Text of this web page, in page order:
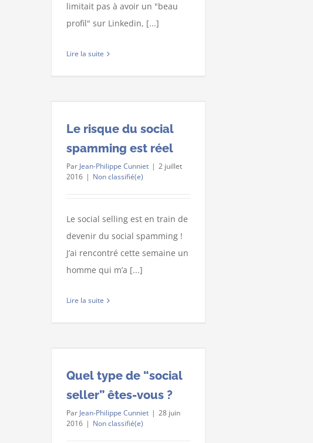
limitait pas à avoir un "beau
profil" sur Linkedin, [...]
Lire la suite
Le risque du social
spamming est réel
Par Jean-Philippe Cunniet | 2 juillet
2016 | Non classifié(e)
Le social selling est en train de
devenir du social spamming !
J’ai rencontré cette semaine un
homme qui m’a [...]
Lire la suite
Quel type de “social
seller” êtes-vous ?
Par Jean-Philippe Cunniet | 28 juin
2016 | Non classifié(e)